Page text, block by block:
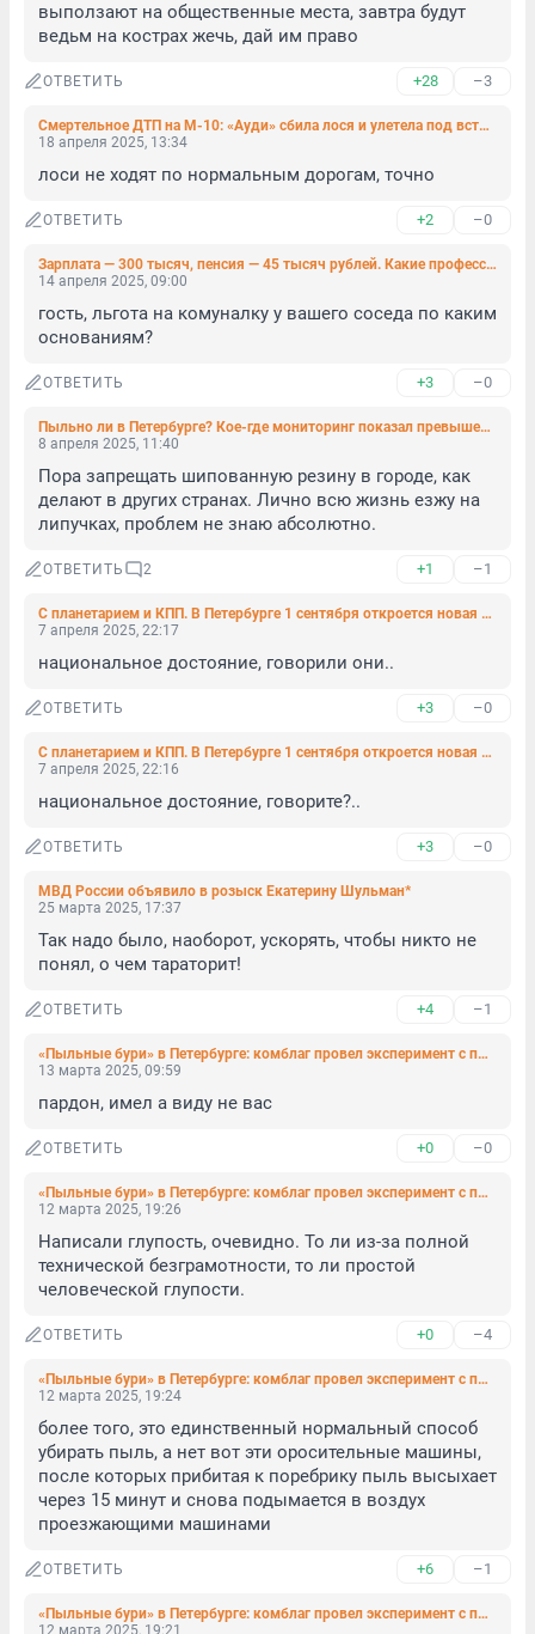
выползают на общественные места, завтра будут
ведьм на кострах жечь, дай им право
ОТВЕТИТЬ +28 –3
Смертельное ДТП на М-10: «Ауди» сбила лося и улетела под встречный КАМАЗ
18 апреля 2025, 13:34
лоси не ходят по нормальным дорогам, точно
ОТВЕТИТЬ +2 –0
Зарплата — 300 тысяч, пенсия — 45 тысяч рублей. Какие профессии в России считают самыми высокооплачиваемыми
14 апреля 2025, 09:00
гость, льгота на комуналку у вашего соседа по каким
основаниям?
ОТВЕТИТЬ +3 –0
Пыльно ли в Петербурге? Кое-где мониторинг показал превышение стандарта до 15 раз
8 апреля 2025, 11:40
Пора запрещать шипованную резину в городе, как
делают в других странах. Лично всю жизнь езжу на
липучках, проблем не знаю абсолютно.
ОТВЕТИТЬ 2 +1 –1
С планетарием и КПП. В Петербурге 1 сентября откроется новая школа «Газпрома»
7 апреля 2025, 22:17
национальное достояние, говорили они..
ОТВЕТИТЬ +3 –0
С планетарием и КПП. В Петербурге 1 сентября откроется новая школа «Газпрома»
7 апреля 2025, 22:16
национальное достояние, говорите?..
ОТВЕТИТЬ +3 –0
МВД России объявило в розыск Екатерину Шульман*
25 марта 2025, 17:37
Так надо было, наоборот, ускорять, чтобы никто не
понял, о чем тараторит!
ОТВЕТИТЬ +4 –1
«Пыльные бури» в Петербурге: комблаг провел эксперимент с пылесосом и признал его неудачным
13 марта 2025, 09:59
пардон, имел а виду не вас
ОТВЕТИТЬ +0 –0
«Пыльные бури» в Петербурге: комблаг провел эксперимент с пылесосом и признал его неудачным
12 марта 2025, 19:26
Написали глупость, очевидно. То ли из-за полной
технической безграмотности, то ли простой
человеческой глупости.
ОТВЕТИТЬ +0 –4
«Пыльные бури» в Петербурге: комблаг провел эксперимент с пылесосом и признал его неудачным
12 марта 2025, 19:24
более того, это единственный нормальный способ
убирать пыль, а нет вот эти оросительные машины,
после которых прибитая к поребрику пыль высыхает
через 15 минут и снова подымается в воздух
проезжающими машинами
ОТВЕТИТЬ +6 –1
«Пыльные бури» в Петербурге: комблаг провел эксперимент с пылесосом и признал его неудачным
12 марта 2025, 19:21